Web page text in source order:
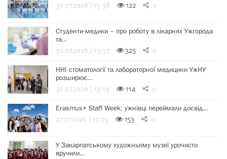
30.07.2026 | 15:38 122 0
Студенти-медики – про роботу в лікарнях Ужгорода
та…
30.07.2026 | 13:37 325 0
ННІ стоматології та лабораторної медицини УжНУ
розширює…
30.07.2026 | 13:19 114 0
Erasmus+ Staff Week: ужнівці переймали досвід…
27.07.2026 | 17:03 153 0
У Закарпатському художньому музеї урочисто
вручили…